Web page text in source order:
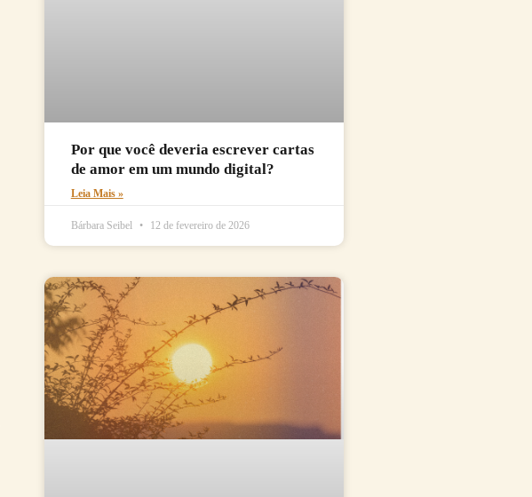
Por que você deveria escrever cartas
de amor em um mundo digital?
Leia Mais »
Bárbara Seibel 12 de fevereiro de 2026